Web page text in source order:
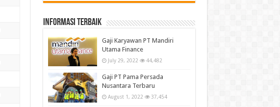
informasi terbaik
Gaji Karyawan PT Mandiri
Utama Finance
July 29, 2022 44,482
Gaji PT Pama Persada
Nusantara Terbaru
August 1, 2022 37,454